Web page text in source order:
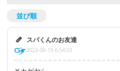
並び順
スパくんのお友達
2023-06-19 6:54:03